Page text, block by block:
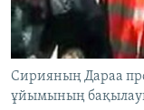
ЖАЗЫЛЫҢЫЗ
Басқа тілдерде
Сирияның Дараа
ұйымының